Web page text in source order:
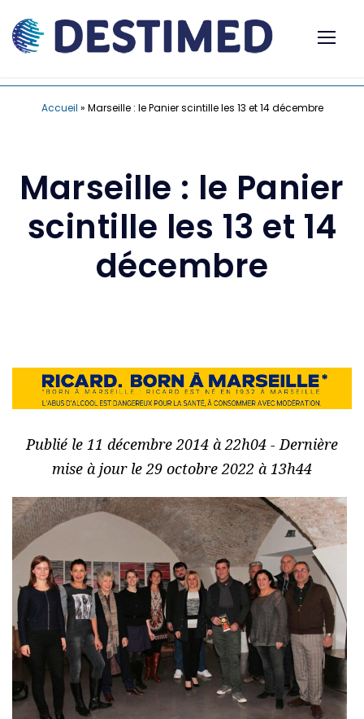
Accueil » Marseille : le Panier scintille les 13 et 14 décembre
Marseille : le Panier
scintille les 13 et 14
décembre
Publié le 11 décembre 2014 à 22h04 - Dernière
mise à jour le 29 octobre 2022 à 13h44